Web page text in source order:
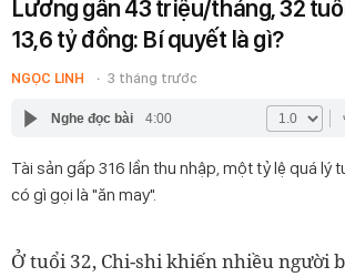
Lương gần 43 triệu/tháng, 32
13,6 tỷ đồng: Bí quyết là gì?
NGỌC LINH 3 tháng trước
Nghe đọc bài 4:00
Tài sản gấp 316 lần thu nhập, một tỷ lệ quá lý
có gì gọi là "ăn may".
Ở tuổi 32, Chi-shi khiến nhiều người